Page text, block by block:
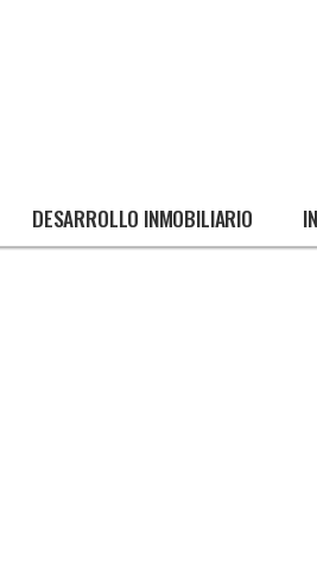
DESARROLLO INMOBILIARIO